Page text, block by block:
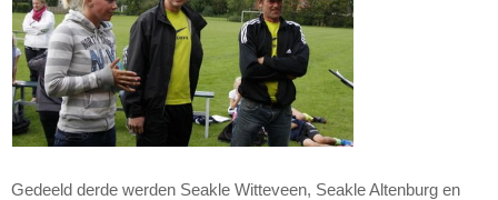
Gedeeld derde werden Seakle Witteveen, Seakle Altenburg en